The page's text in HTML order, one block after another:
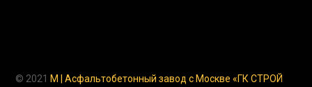
© 2021 M | Асфальтобетонный завод с Москве «ГК СТРОЙ